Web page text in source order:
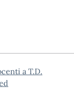
a T.D.